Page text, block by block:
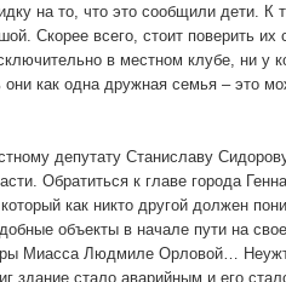
на то, что это сообщили дети.
Скорее всего, стоит поверить
в местном клубе, ни у
как одна дружная семья – это
депутату Станиславу
Обратиться к главе города
как никто другой должен
объекты в начале пути на
Миасса Людмиле Орловой…
здание стало аварийным и его